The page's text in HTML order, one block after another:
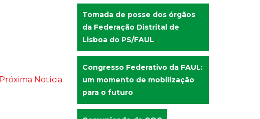
Próxima Notícia
Tomada de posse dos órgãos
da Federação Distrital de
Lisboa do PS/FAUL
Congresso Federativo da FAUL:
um momento de mobilização
para o futuro